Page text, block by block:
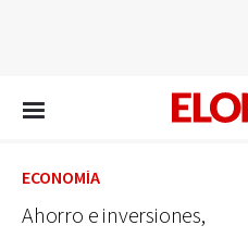
ECONOMÍA
Ahorro e inversiones,